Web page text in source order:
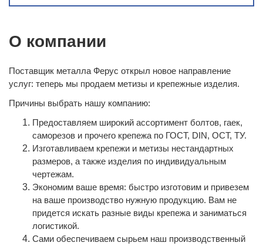
О компании
Поставщик металла Ферус открыл новое направление
услуг: теперь мы продаем метизы и крепежные изделия.
Причины выбрать нашу компанию:
Предоставляем широкий ассортимент болтов, гаек,
саморезов и прочего крепежа по ГОСТ, DIN, ОСТ, ТУ.
Изготавливаем крепежи и метизы нестандартных
размеров, а также изделия по индивидуальным
чертежам.
Экономим ваше время: быстро изготовим и привезем
на ваше производство нужную продукцию. Вам не
придется искать разные виды крепежа и заниматься
логистикой.
Сами обеспечиваем сырьем наш производственный